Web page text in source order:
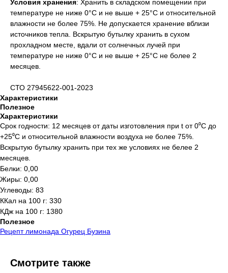
Условия хранения: Хранить в складском помещении при
температуре не ниже 0°С и не выше + 25°С и относительной
влажности не более 75%. Не допускается хранение вблизи
источников тепла. Вскрытую бутылку хранить в сухом
прохладном месте, вдали от солнечных лучей при
температуре не ниже 0°С и не выше + 25°С не более 2
месяцев.
СТО 27945622-001-2023
Характеристики
Полезное
Характеристики
Срок годности: 12 месяцев от даты изготовления при t от 0⁰С до
+25⁰С и относительной влажности воздуха не более 75%.
Вскрытую бутылку хранить при тех же условиях не белее 2
месяцев.
Белки: 0,00
Жиры: 0,00
Углеводы: 83
ККал на 100 г: 330
КДж на 100 г: 1380
Полезное
Рецепт лимонада Огурец Бузина
Смотрите также